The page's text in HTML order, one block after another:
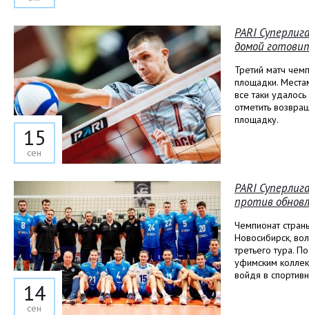
15
сен
PARI
домой
Третий матч
площадки.
все таки
отметить
площадку.
14
сен
PARI
против
Чемпионат
Новосибирск,
третьего тура.
уфимским
войдя в